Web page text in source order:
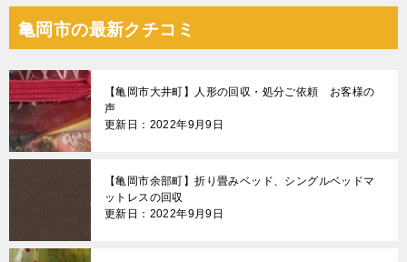
ナ
ビ
ゲ
ー
シ
ョ
ン
亀岡市の最新クチコミ
【亀岡市大井町】人形の回収・処分ご依頼 お客様の
声
更新日：2022年9月9日
【亀岡市余部町】折り畳みベッド、シングルベッドマ
ットレスの回収
更新日：2022年9月9日